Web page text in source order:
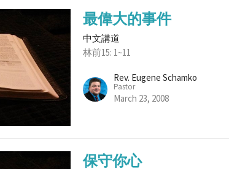
最偉大的事件
中文講道
林前15: 1~11
Rev. Eugene Schamko
Pastor
March 23, 2008
保守你心